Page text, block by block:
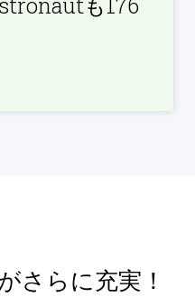
さらに充実！